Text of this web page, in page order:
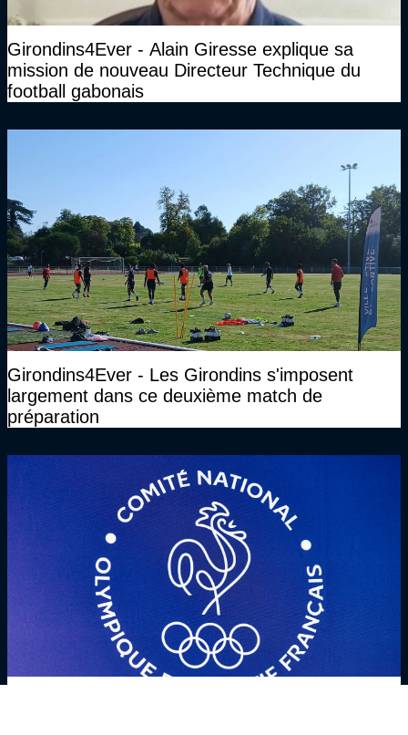
Girondins4Ever - Alain Giresse explique sa
mission de nouveau Directeur Technique du
football gabonais
Girondins4Ever - Les Girondins s'imposent
largement dans ce deuxième match de
préparation